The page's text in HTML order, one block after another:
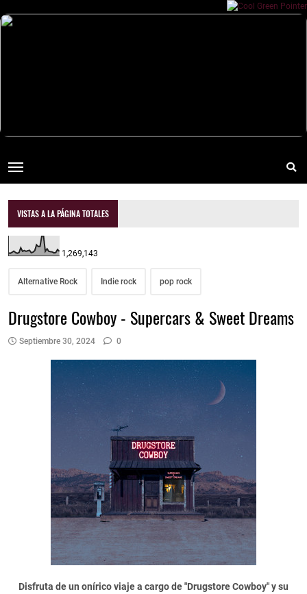
VISTAS A LA PÁGINA TOTALES
1,269,143
Alternative Rock Indie rock pop rock
Drugstore Cowboy - Supercars & Sweet Dreams
Septiembre 30, 2024 0
Disfruta de un onírico viaje a cargo de "Drugstore Cowboy" y su